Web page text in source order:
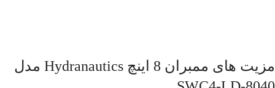
مزیت های ممبران 8 اینچ Hydranautics مدل